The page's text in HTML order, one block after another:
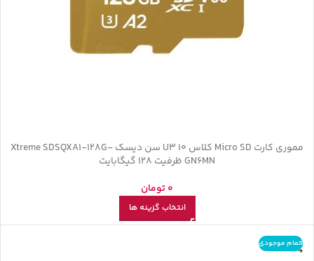
مموری کارت Micro SD کلاس U3 10 سن دیسک Xtreme SDSQXA1-128G-
GN6MN ظرفیت 128 گیگابایت
0تومان
انتخاب گزینه ها
اتمام موجودی